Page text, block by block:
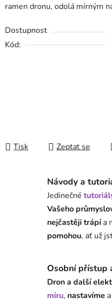
ramen dronu, odolá mírným
Dostupnost
Kód:
Tisk Zeptat se
Návody a
Jedinečné
Vašeho
nejčastěji trápía
pomohou, ať už
Osobní přístup
Dron a další
míru, nastavíme a